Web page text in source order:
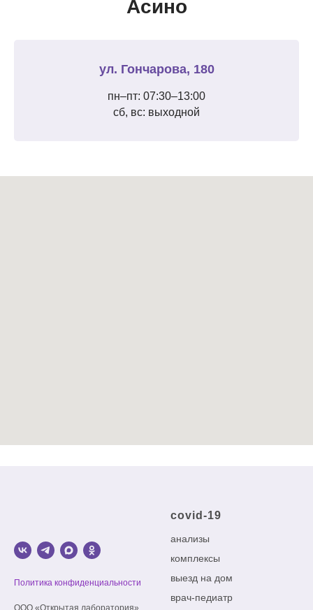
Асино
ул. Гончарова, 180
пн–пт: 07:30–13:00
сб, вс: выходной
Политика конфиденциальности
covid-19
анализы
комплексы
выезд на дом
врач-педиатр